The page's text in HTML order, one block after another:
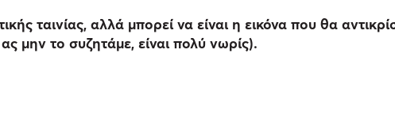
ταινίας, αλλά μπορεί να είναι η εικόνα που θα
μην το συζητάμε, είναι πολύ νωρίς).